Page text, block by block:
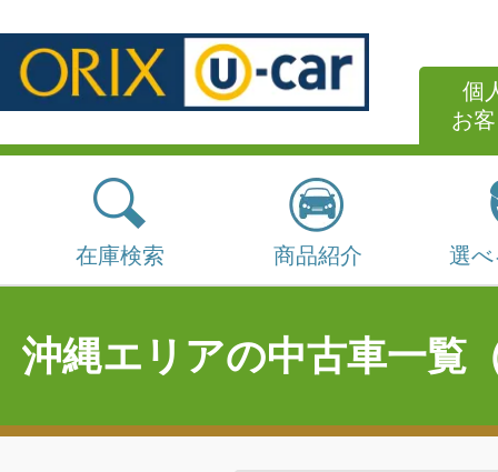
個
お
在庫検索 商品紹介 選
沖縄エリアの中古車一覧